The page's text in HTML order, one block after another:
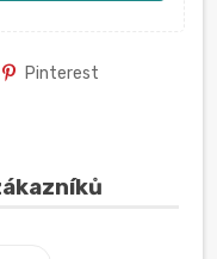
Pinterest